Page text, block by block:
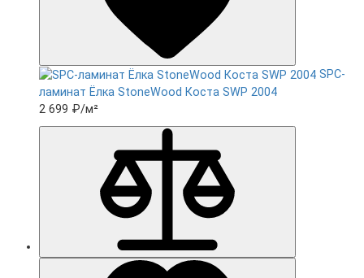
SPC-
ламинат Ëлка StoneWood Коста SWP 2004
2 699 ₽/м²